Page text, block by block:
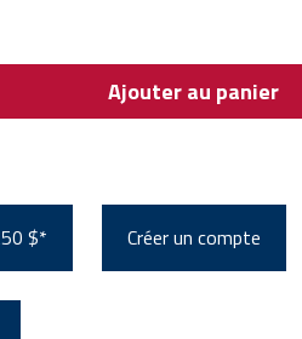
Ajouter au panier
$* Créer un compte